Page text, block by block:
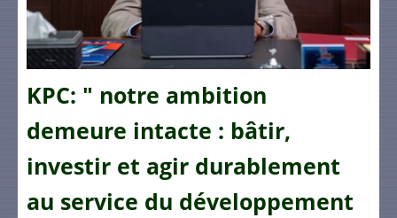
KPC: " notre ambition
demeure intacte : bâtir,
investir et agir durablement
au service du développement